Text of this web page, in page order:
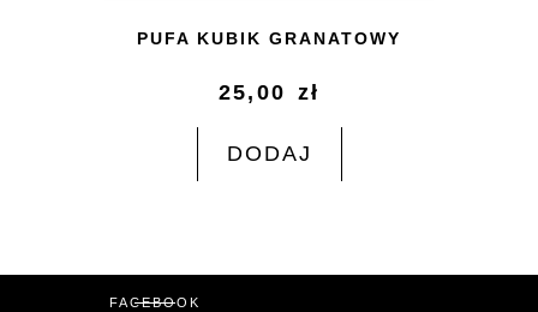
PUFA KUBIK GRANATOWY
25,00 zł
DODAJ
FACEBOOK